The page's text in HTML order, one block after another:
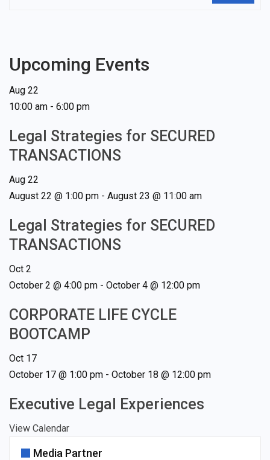
Upcoming Events
Aug 22
10:00 am - 6:00 pm
Legal Strategies for SECURED
TRANSACTIONS
Aug 22
August 22 @ 1:00 pm - August 23 @ 11:00 am
Legal Strategies for SECURED
TRANSACTIONS
Oct 2
October 2 @ 4:00 pm - October 4 @ 12:00 pm
CORPORATE LIFE CYCLE
BOOTCAMP
Oct 17
October 17 @ 1:00 pm - October 18 @ 12:00 pm
Executive Legal Experiences
View Calendar
Media Partner